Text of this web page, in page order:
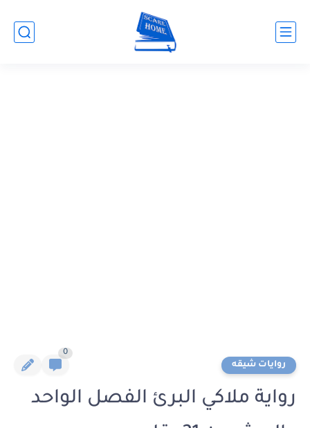
روايات شيقه
0
رواية ملاكي البرئ الفصل الواحد